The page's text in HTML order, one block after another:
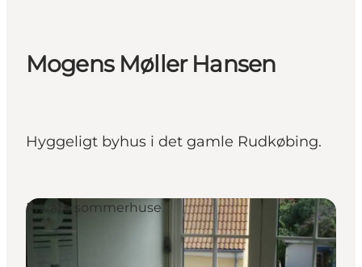
Oplevelser
Outdoor
Book lokale oplevelser
Mogens Møller Hansen
Hyggeligt byhus i det gamle Rudkøbing.
Private sommerhuse